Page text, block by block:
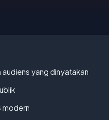
yang dinyatakan
modern